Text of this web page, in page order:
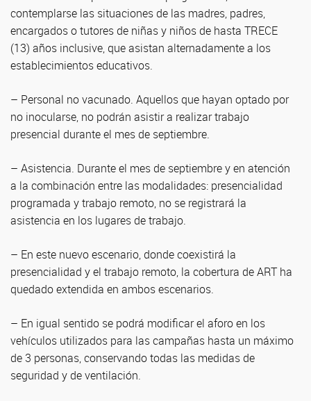
contemplarse las situaciones de las madres, padres,
encargados o tutores de niñas y niños de hasta TRECE
(13) años inclusive, que asistan alternadamente a los
establecimientos educativos.
– Personal no vacunado. Aquellos que hayan optado por
no inocularse, no podrán asistir a realizar trabajo
presencial durante el mes de septiembre.
– Asistencia. Durante el mes de septiembre y en atención
a la combinación entre las modalidades: presencialidad
programada y trabajo remoto, no se registrará la
asistencia en los lugares de trabajo.
– En este nuevo escenario, donde coexistirá la
presencialidad y el trabajo remoto, la cobertura de ART ha
quedado extendida en ambos escenarios.
– En igual sentido se podrá modificar el aforo en los
vehículos utilizados para las campañas hasta un máximo
de 3 personas, conservando todas las medidas de
seguridad y de ventilación.